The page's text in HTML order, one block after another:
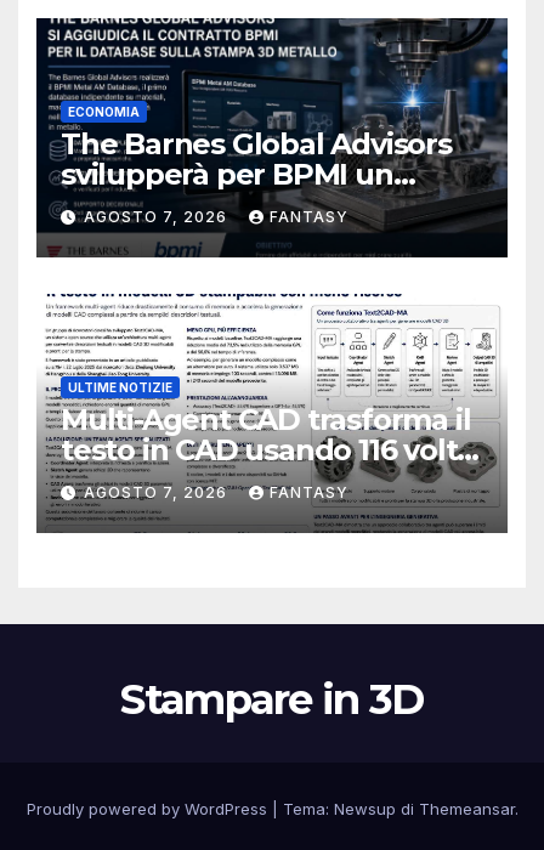
ECONOMIA
The Barnes Global Advisors
svilupperà per BPMI un
database per la stampa 3D
metallica destinata alla filiera
navale statunitense
AGOSTO 7, 2026 FANTASY
ULTIME NOTIZIE
Multi-Agent CAD trasforma il
testo in CAD usando 116 volte
meno token
AGOSTO 7, 2026 FANTASY
Stampare in 3D
Proudly powered by WordPress Tema: Newsup di Themeansar.